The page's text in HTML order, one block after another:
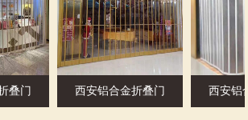
门 西安铝合金折叠门 西安铝合